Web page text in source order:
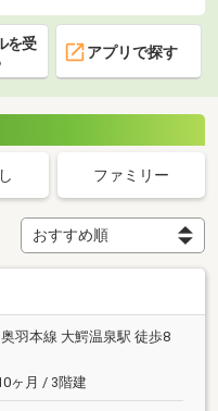
を受
アプリで探す
ファミリー
奥羽本線 大鰐温泉駅 徒歩8
ヶ月 / 3階建